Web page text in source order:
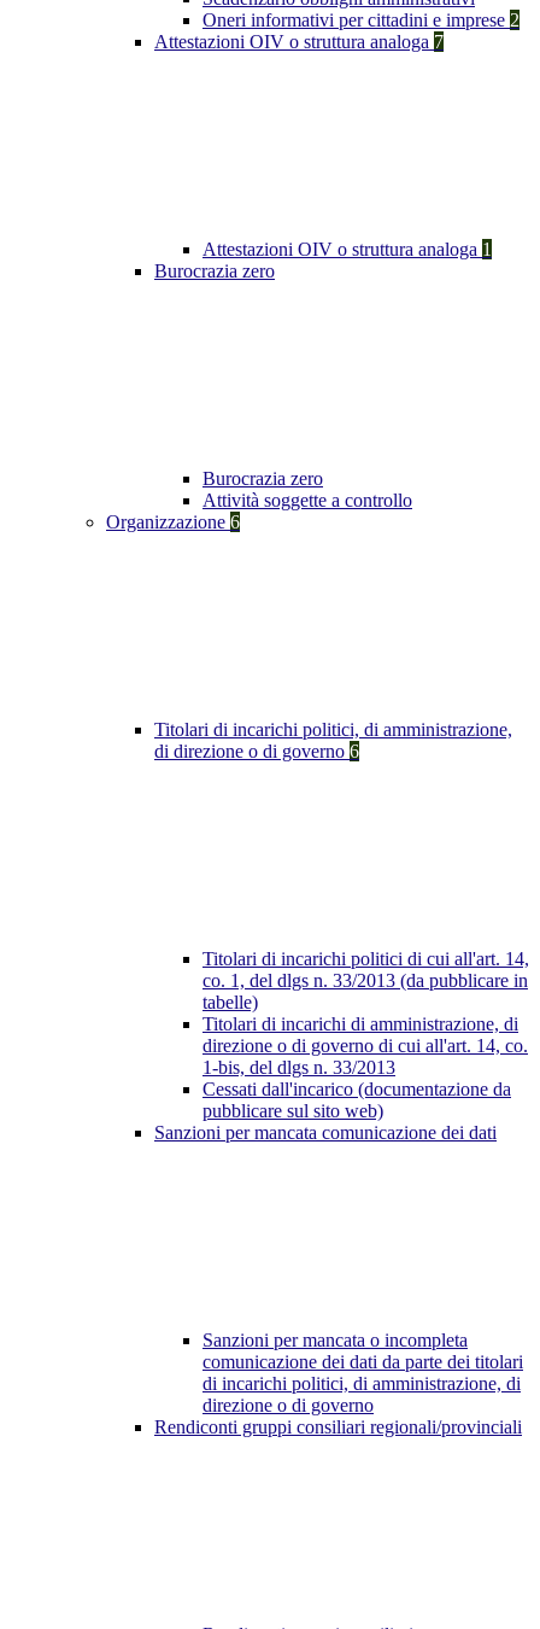
Oneri informativi per cittadini e imprese 2
Attestazioni OIV o struttura analoga 7
Attestazioni OIV o struttura analoga 1
Burocrazia zero
Burocrazia zero
Attività soggette a controllo
Organizzazione 6
Titolari di incarichi politici, di amministrazione,
di direzione o di governo 6
Titolari di incarichi politici di cui all'art. 14,
co. 1, del dlgs n. 33/2013 (da pubblicare in
tabelle)
Titolari di incarichi di amministrazione, di
direzione o di governo di cui all'art. 14, co.
1-bis, del dlgs n. 33/2013
Cessati dall'incarico (documentazione da
pubblicare sul sito web)
Sanzioni per mancata comunicazione dei dati
Sanzioni per mancata o incompleta
comunicazione dei dati da parte dei titolari
di incarichi politici, di amministrazione, di
direzione o di governo
Rendiconti gruppi consiliari regionali/provinciali